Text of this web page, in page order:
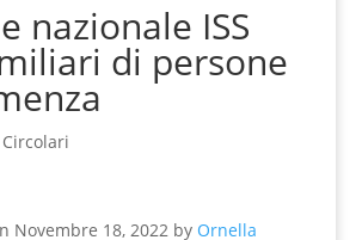
nazionale ISS
di persone
Circolari
Novembre 18, 2022 by Ornella